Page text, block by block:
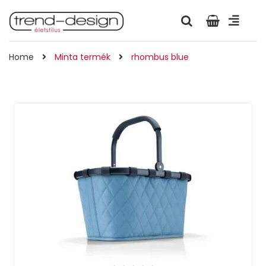
Home Minta termék rhombus blue